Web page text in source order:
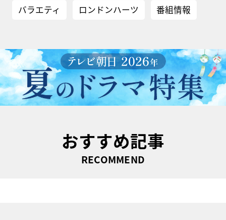
バラエティ ロンドンハーツ 番組情報
おすすめ記事
RECOMMEND